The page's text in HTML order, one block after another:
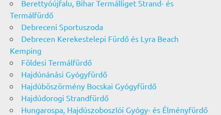
Berettyóújfalu, Bihar Termálliget Strand- és
Termálfürdő
Debreceni Sportuszoda
Debrecen Kerekestelepi Fürdő és Lyra Beach
Kemping
Földesi Termálfürdő
Hajdúnánási Gyógyfürdő
Hajdúböszörmény Bocskai Gyógyfürdő
Hajdúdorogi Strandfürdő
Hungarospa, Hajdúszoboszlói Gyógy- és Élményfürdő